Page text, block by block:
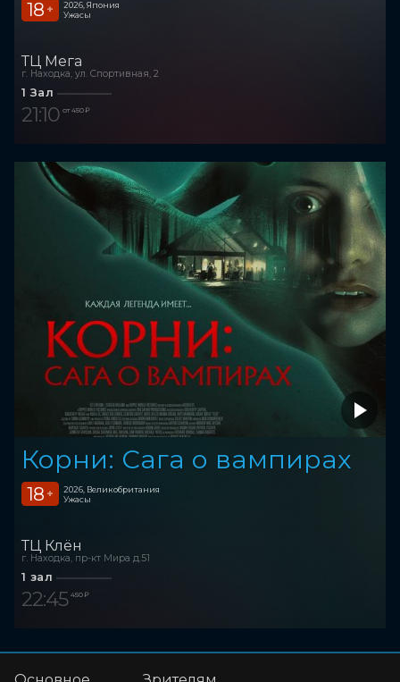
18 +
2026, Япония
Ужасы
ТЦ Мега
г. Находка, ул. Спортивная, 2
1 Зал
21:10 от 450 ₽
Корни: Сага о вампирах
18 +
2026, Великобритания
Ужасы
ТЦ Клён
г. Находка, пр-кт Мира д.51
1 зал
22:45 450 ₽